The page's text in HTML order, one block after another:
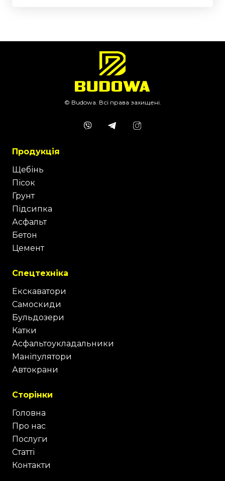
© Budowa. Всі права захищені.
Продукція
Щебінь
Пісок
Грунт
Підсипка
Асфальт
Бетон
Цемент
Спецтехніка
Екскаватори
Самоскиди
Бульдозери
Катки
Асфальтоукладальники
Маніпулятори
Автокрани
Сторінки
Головна
Про нас
Послуги
Статті
Контакти